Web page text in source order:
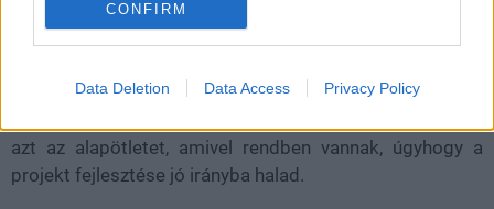
CONFIRM
Data Deletion Data Access Privacy Policy
Adam Fogelson, a Lionsgate vezetője szerint még van
megjelenési időpontot meghatározni. Ugyanakkor az
azt az alapötletet, amivel rendben vannak, úgyhogy a
projekt fejlesztése jó irányba halad.